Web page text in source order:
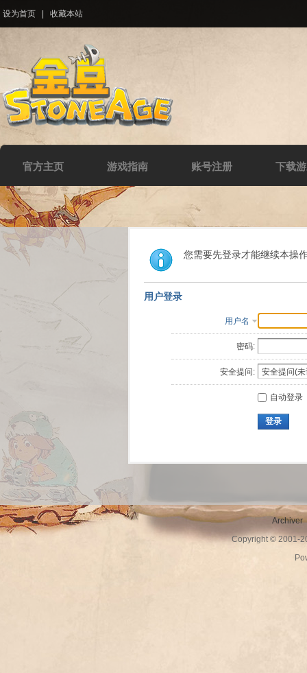
设为首页 收藏本站
官方主页 游戏指南 账号注册 下载
您需要先登录才能继续本操
用户登录
用户名
密码:
安全提问:
自动登录
登录
Archiver
Copyright © 2001-